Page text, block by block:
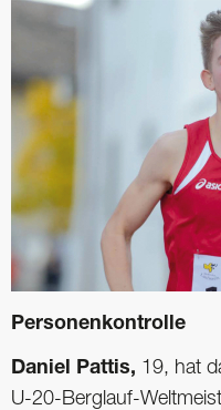
Personenkontrolle
Daniel Pattis, 19, hat
U-20-Berglauf-